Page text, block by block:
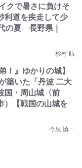
クで暑さに負けそ
利道を疾走して少
の夏 長野県｜
杉村 航
！』ゆかりの城】
築いた「丹波 二大
国・周山城〈前
）【戦国の山城を
今泉 慎一